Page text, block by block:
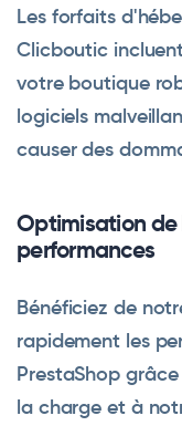
Les forfaits
Clicboutic
votre boutique
logiciels
causer des
Optimisation de
performances
Bénéficiez de
rapidement les
PrestaShop
la charge et à